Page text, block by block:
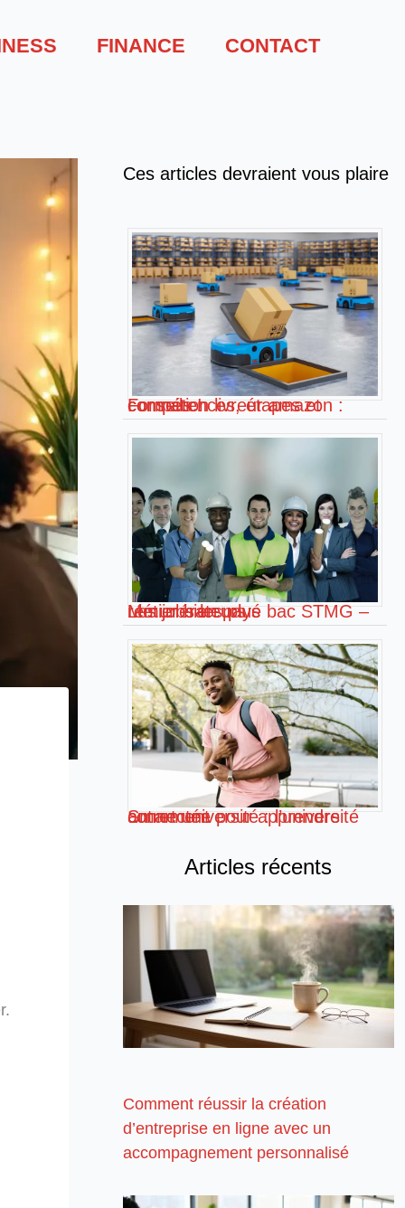
FINANCE CONTACT
Ces articles devraient vous plaire
Formation livreur amazon : compétences, étapes et conseils !
Métier bien payé bac STMG – Les jobs les plus rémunérateurs
Smart université : l’université connectée pour apprendre autrement
Articles récents
Comment réussir la création
d’entreprise en ligne avec un
accompagnement personnalisé